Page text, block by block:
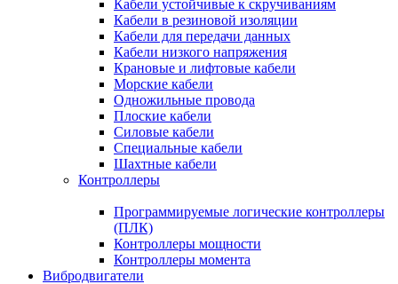
Кабели устойчивые к скручиваниям
Кабели в резиновой изоляции
Кабели для передачи данных
Кабели низкого напряжения
Крановые и лифтовые кабели
Морские кабели
Одножильные провода
Плоские кабели
Силовые кабели
Специальные кабели
Шахтные кабели
Контроллеры
Программируемые логические контроллеры
(ПЛК)
Контроллеры мощности
Контроллеры момента
Вибродвигатели